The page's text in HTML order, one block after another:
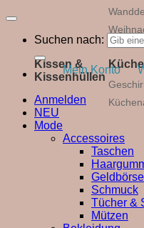
Kissen &
Kissenhüllen
Küche
Suchen nach:
Mein Konto
Anmelden
NEU
Mode
Accessoires
Taschen
Schmuck
Tücher &
Mützen